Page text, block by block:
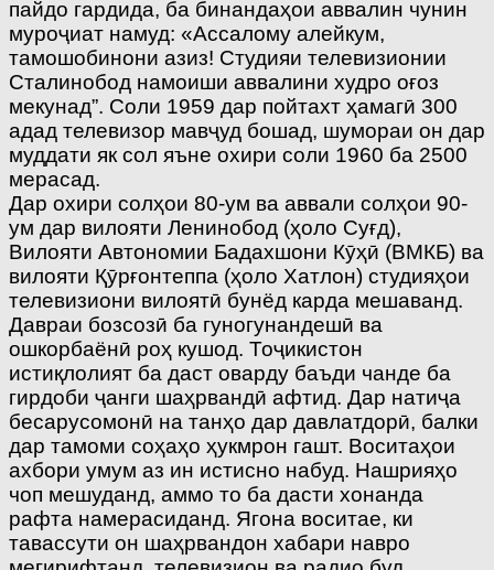
пайдо гардида, ба бинандаҳои аввалин чунин
муроҷиат намуд: «Ассалому алейкум,
тамошобинони азиз! Студияи телевизионии
Сталинобод намоиши аввалини худро оғоз
мекунад”. Соли 1959 дар пойтахт ҳамагӣ 300
адад телевизор мавҷуд бошад, шумораи он дар
муддати як сол яъне охири соли 1960 ба 2500
мерасад.
Дар охири солҳои 80-ум ва аввали солҳои 90-
ум дар вилояти Ленинобод (ҳоло Суғд),
Вилояти Автономии Бадахшони Кӯҳӣ (ВМКБ) ва
вилояти Қӯрғонтеппа (ҳоло Хатлон) студияҳои
телевизиони вилоятӣ бунёд карда мешаванд.
Давраи бозсозӣ ба гуногунандешӣ ва
ошкорбаёнӣ роҳ кушод. Тоҷикистон
истиқлолият ба даст оварду баъди чанде ба
гирдоби ҷанги шаҳрвандӣ афтид. Дар натиҷа
бесарусомонӣ на танҳо дар давлатдорӣ, балки
дар тамоми соҳаҳо ҳукмрон гашт. Воситаҳои
ахбори умум аз ин истисно набуд. Нашрияҳо
чоп мешуданд, аммо то ба дасти хонанда
рафта намерасиданд. Ягона воситае, ки
тавассути он шаҳрвандон хабари навро